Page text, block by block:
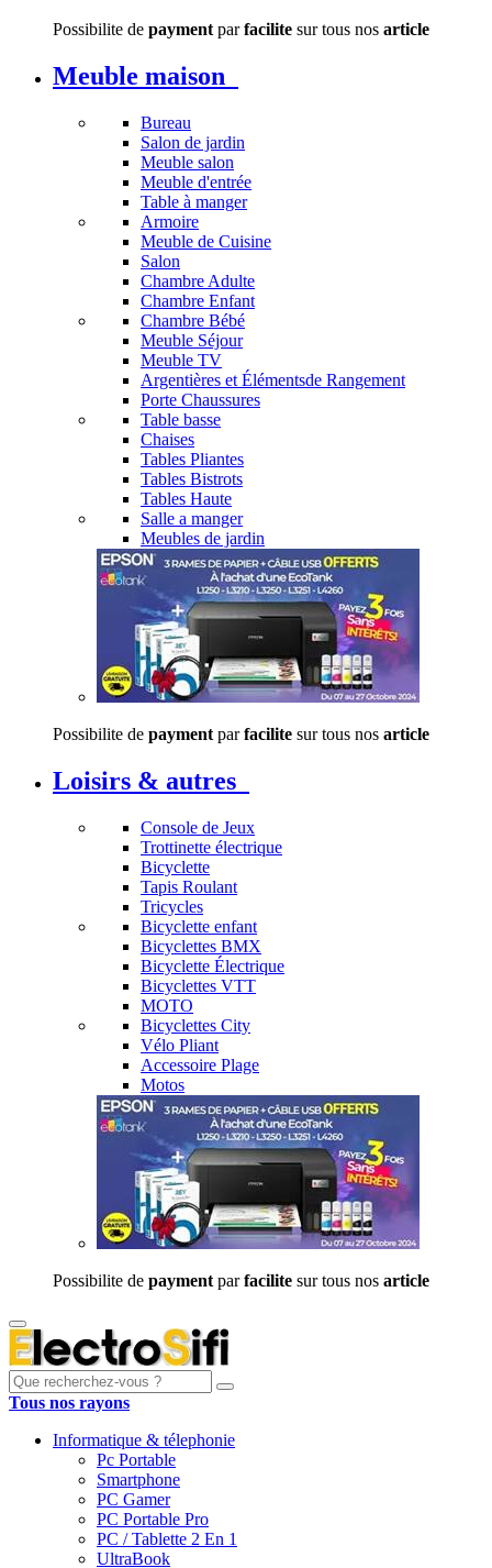
Possibilite de payment parfacilite sur tous nos article
Meuble maison
Bureau
Salon de jardin
Meuble salon
Meuble d'entrée
Table à manger
Armoire
Meuble de Cuisine
Salon
Chambre Adulte
Chambre Enfant
Chambre Bébé
Meuble Séjour
Meuble TV
Argentières et Élémentsde Rangement
Porte Chaussures
Table basse
Chaises
Tables Pliantes
Tables Bistrots
Tables Haute
Salle a manger
Meubles de jardin
Possibilite de payment parfacilite sur tous nos article
Loisirs & autres
Console de Jeux
Trottinette électrique
Bicyclette
Tapis Roulant
Tricycles
Bicyclette enfant
Bicyclettes BMX
Bicyclette Électrique
Bicyclettes VTT
MOTO
Bicyclettes City
Vélo Pliant
Accessoire Plage
Motos
Possibilite de payment parfacilite sur tous nos article
Tous nos rayons
Informatique & télephonie
Pc Portable
Smartphone
PC Gamer
PC Portable Pro
PC / Tablette 2 En 1
UltraBook